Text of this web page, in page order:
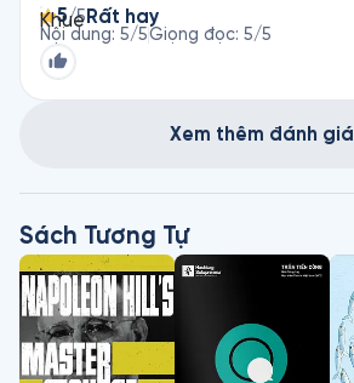
5/5 Rất hay
Nội dung: 5/5Giọng đọc: 5/5
Xem thêm đánh giá
Sách Tương Tự